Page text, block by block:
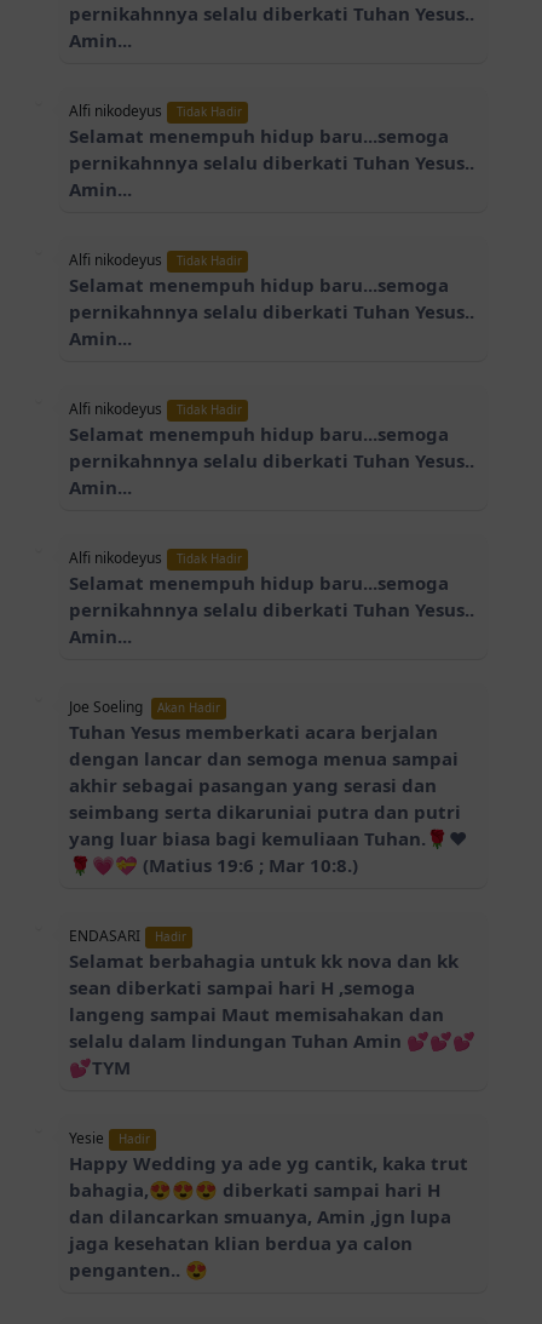
pernikahnnya selalu diberkati Tuhan Yesus..
Amin...
Alfi nikodeyus Tidak Hadir
Selamat menempuh hidup baru...semoga
pernikahnnya selalu diberkati Tuhan Yesus..
Amin...
Alfi nikodeyus Tidak Hadir
Selamat menempuh hidup baru...semoga
pernikahnnya selalu diberkati Tuhan Yesus..
Amin...
Alfi nikodeyus Tidak Hadir
Selamat menempuh hidup baru...semoga
pernikahnnya selalu diberkati Tuhan Yesus..
Amin...
Alfi nikodeyus Tidak Hadir
Selamat menempuh hidup baru...semoga
pernikahnnya selalu diberkati Tuhan Yesus..
Amin...
Joe Soeling Akan Hadir
Tuhan Yesus memberkati acara berjalan
dengan lancar dan semoga menua sampai
akhir sebagai pasangan yang serasi dan
seimbang serta dikaruniai putra dan putri
yang luar biasa bagi kemuliaan Tuhan.🌹❤️
🌹💗💝 (Matius 19:6 ; Mar 10:8.)
ENDASARI Hadir
Selamat berbahagia untuk kk nova dan kk
sean diberkati sampai hari H ,semoga
langeng sampai Maut memisahakan dan
selalu dalam lindungan Tuhan Amin 💕💕💕
💕TYM
Yesie Hadir
Happy Wedding ya ade yg cantik, kaka trut
bahagia,😍😍😍 diberkati sampai hari H
dan dilancarkan smuanya, Amin ,jgn lupa
jaga kesehatan klian berdua ya calon
penganten.. 😍